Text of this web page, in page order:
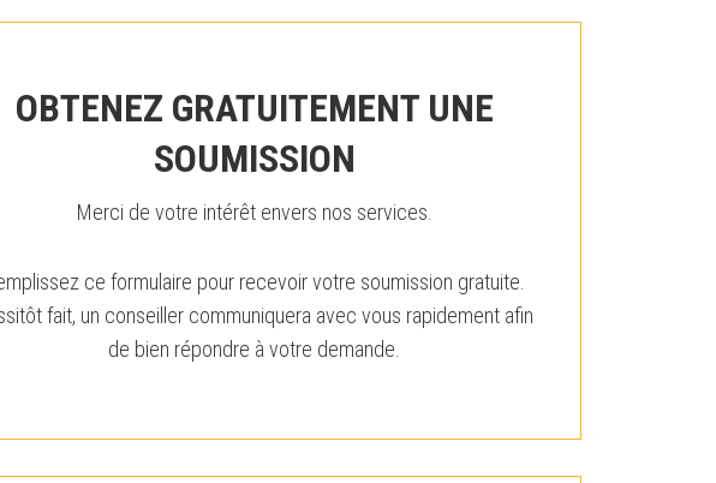
OBTENEZ GRATUITEMENT UNE
SOUMISSION
Merci de votre intérêt envers nos services.
ce formulaire pour recevoir votre soumission gratuite.
fait, un conseiller communiquera avec vous rapidement afin
de bien répondre à votre demande.